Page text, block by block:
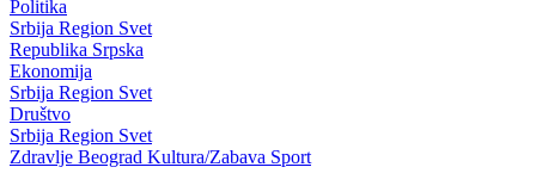
Politika
Srbija Region Svet
Republika Srpska
Ekonomija
Srbija Region Svet
Društvo
Srbija Region Svet
Zdravlje Beograd Kultura/Zabava Sport